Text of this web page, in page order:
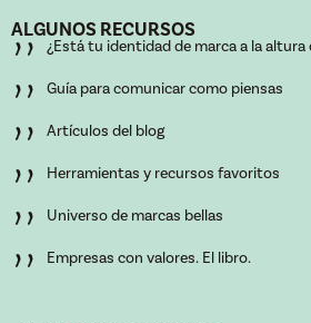
ALGUNOS RECURSOS
’’ ¿Está tu identidad de marca a la altura
’’ Guía para comunicar como piensas
’’ Artículos del blog
’’ Herramientas y recursos favoritos
’’ Universo de marcas bellas
’’ Empresas con valores. El libro.